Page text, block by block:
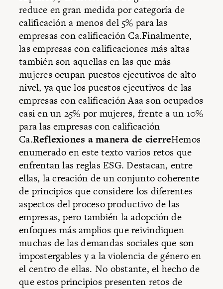
reduce en gran medida por categoría de
calificación a menos del 5% para las
empresas con calificación Ca.Finalmente,
las empresas con calificaciones más altas
también son aquellas en las que más
mujeres ocupan puestos ejecutivos de alto
nivel, ya que los puestos ejecutivos de las
empresas con calificación Aaa son ocupados
casi en un 25% por mujeres, frente a un 10%
para las empresas con calificación
Ca.Reflexiones a manera de cierreHemos
enumerado en este texto varios retos que
enfrentan las reglas ESG. Destacan, entre
ellas, la creación de un conjunto coherente
de principios que considere los diferentes
aspectos del proceso productivo de las
empresas, pero también la adopción de
enfoques más amplios que reivindiquen
muchas de las demandas sociales que son
impostergables y a la violencia de género en
el centro de ellas. No obstante, el hecho de
que estos principios presenten retos de